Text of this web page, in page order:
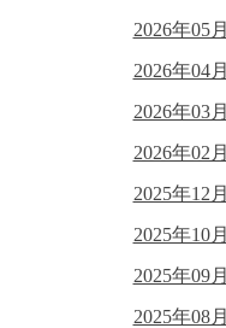
2026年05月
2026年04月
2026年03月
2026年02月
2025年12月
2025年10月
2025年09月
2025年08月